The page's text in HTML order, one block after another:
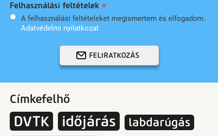
Felhasználási feltételek
A felhasználási feltételeket megismertem és elfogadom.
Adatvédelmi nyilatkozat
FELIRATKOZÁS
Címkefelhő
DVTK időjárás
labdarúgás